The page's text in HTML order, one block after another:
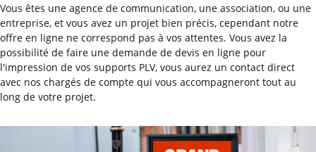
Vous êtes une agence de communication, une association, ou une
entreprise, et vous avez un projet bien précis, cependant notre
offre en ligne ne correspond pas à vos attentes. Vous avez la
possibilité de faire une demande de devis en ligne pour
l'impression de vos supports PLV, vous aurez un contact direct
avec nos chargés de compte qui vous accompagneront tout au
long de votre projet.